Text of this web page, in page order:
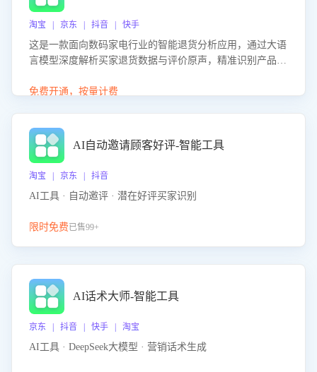
淘宝 | 京东 | 抖音 | 快手
这是一款面向数码家电行业的智能退货分析应用，通过大语
言模型深度解析买家退货数据与评价原声，精准识别产品质
改进建议，通过挖掘用户痛点驱动产品迭代，从根本上降低
免费开通，按量计费
AI自动邀请顾客好评-智能工具
淘宝 | 京东 | 抖音
AI工具 · 自动邀评 · 潜在好评买家识别
限时免费已售99+
AI话术大师-智能工具
京东 | 抖音 | 快手 | 淘宝
AI工具 · DeepSeek大模型 · 营销话术生成